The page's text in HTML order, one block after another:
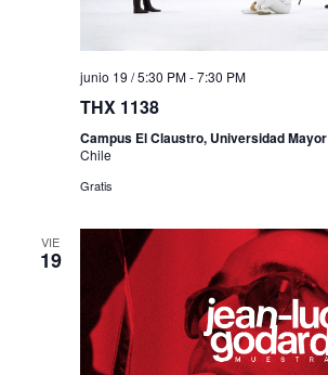
junio 19 / 5:30 PM-7:30 PM
THX 1138
Campus El Claustro, Universidad Mayor
Chile
Gratis
VIE
19